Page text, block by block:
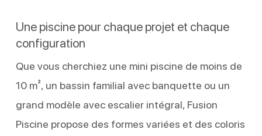
Une piscine pour chaque projet et chaque
configuration
Que vous cherchiez une mini piscine de moins de
10 m², un bassin familial avec banquette ou un
grand modèle avec escalier intégral, Fusion
Piscine propose des formes variées et des coloris